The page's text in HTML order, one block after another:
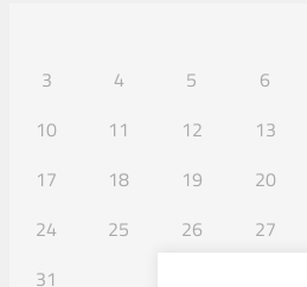
3
4 5 6
10
11 12 13
17
18 19 20
24
25 26 27
31